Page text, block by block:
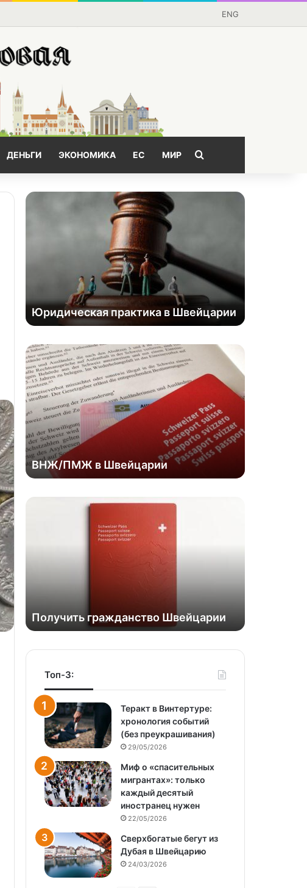
ENG
ДЕНЬГИ ЭКОНОМИКА ЕС МИР Поищем?
Юридическая практика в Швейцарии
ВНЖ/ПМЖ в Швейцарии
Получить гражданство Швейцарии
Топ-3:
Теракт в Винтертуре:
хронология событий
(без преукрашивания)
29/05/2026
Миф о «спасительных
мигрантах»: только
каждый десятый
иностранец нужен
22/05/2026
Сверхбогатые бегут из
Дубая в Швейцарию
24/03/2026